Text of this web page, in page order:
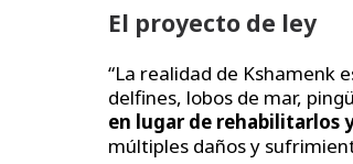
El proyecto de ley
“La realidad de Kshamenk
delfines, lobos de mar,
en lugar de rehabilitarlos
múltiples daños y